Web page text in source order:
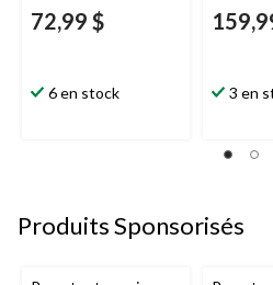
72,99 $
6 en stock 3 en
Produits Sponsorisés